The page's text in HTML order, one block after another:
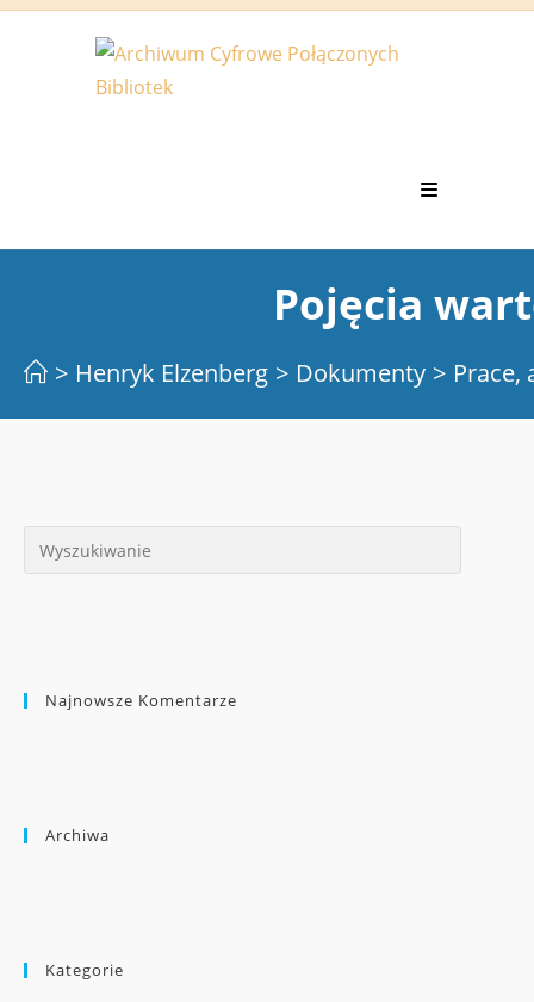
Koniec
Pojęcia
> Henryk Elzenberg > Dokumenty > Prace,
Najnowsze Komentarze
Archiwa
Kategorie